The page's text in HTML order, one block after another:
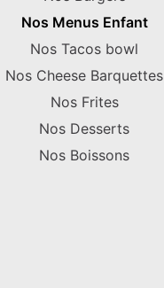
Nos Menus Enfant
Nos Tacos bowl
Nos Cheese Barquettes
Nos Frites
Nos Desserts
Nos Boissons